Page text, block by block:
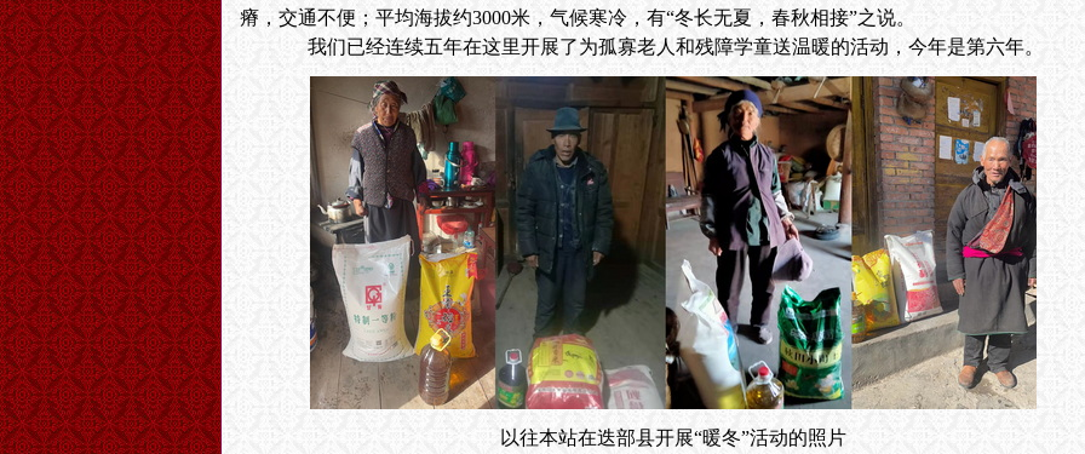
瘠，交通不便；平均海拔约3000米，气候寒冷，有“冬长无夏，春秋相接”之说。
我们已经连续五年在这里开展了为孤寡老人和残障学童送温暖的活动，今年是第六年。
以往本站在迭部县开展“暖冬”活动的照片